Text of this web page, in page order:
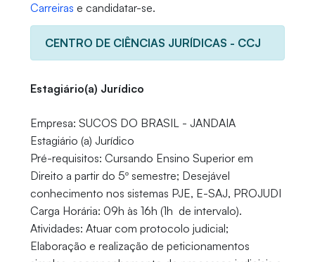
Carreiras e candidatar-se.
CENTRO DE CIÊNCIAS JURÍDICAS - CCJ
Estagiário(a) Jurídico
Empresa: SUCOS DO BRASIL - JANDAIA
Estagiário (a) Jurídico
Pré-requisitos: Cursando Ensino Superior em
Direito a partir do 5º semestre; Desejável
conhecimento nos sistemas PJE, E-SAJ, PROJUDI
Carga Horária: 09h às 16h (1h de intervalo).
Atividades: Atuar com protocolo judicial;
Elaboração e realização de peticionamentos